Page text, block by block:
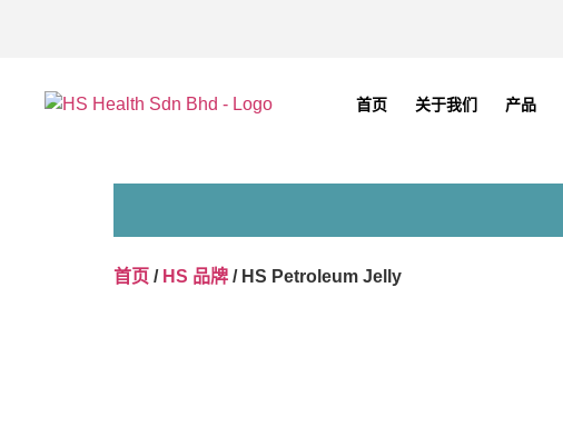
首页 关于我们 产品
首页 / HS 品牌 / HS Petroleum Jelly